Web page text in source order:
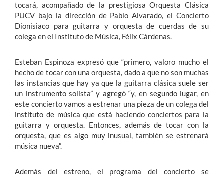
tocará, acompañado de la prestigiosa Orquesta Clásica
PUCV bajo la dirección de Pablo Alvarado, el Concierto
Dionisiaco para guitarra y orquesta de cuerdas de su
colega en el Instituto de Música, Félix Cárdenas.
Esteban Espinoza expresó que “primero, valoro mucho el
hecho de tocar con una orquesta, dado a que no son muchas
las instancias que hay ya que la guitarra clásica suele ser
un instrumento solista” y agregó “y, en segundo lugar, en
este concierto vamos a estrenar una pieza de un colega del
instituto de música que está haciendo conciertos para la
guitarra y orquesta. Entonces, además de tocar con la
orquesta, que es algo muy inusual, también se estrenará
música nueva”.
Además del estreno, el programa del concierto se